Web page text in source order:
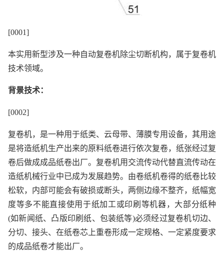
[0001]
本实用新型涉及一种自动复卷机除尘切断机构，属于复卷机
技术领域。
背景技术：
[0002]
复卷机，是一种用于纸类、云母带、薄膜专用设备，其用途
是将造纸机生产出来的原料纸卷进行依次复卷，纸张经过复
卷后做成成品纸卷出厂。复卷机用交流传动代替直流传动在
造纸机械行业中已成为发展趋势。由卷纸机卷得的纸卷比较
松软，内部可能会有破损或断头，两侧边缘不整齐，纸幅宽
度等多不能直接使用于纸加工或印刷等机器，大部分纸种
(如新闻纸、凸版印刷纸、包装纸等)必须经过复卷机切边、
分切、接头、在纸卷芯上重卷形成一定规格、一定紧度要求
的成品纸卷才能出厂。